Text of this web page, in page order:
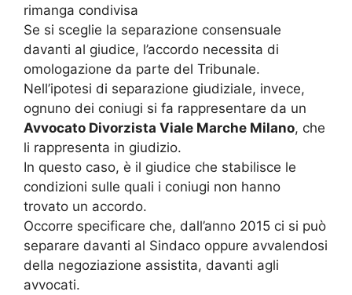
rimanga condivisa
Se si sceglie la separazione consensuale
davanti al giudice, l’accordo necessita di
omologazione da parte del Tribunale.
Nell’ipotesi di separazione giudiziale, invece,
ognuno dei coniugi si fa rappresentare da un
Avvocato Divorzista Viale Marche Milano, che
li rappresenta in giudizio.
In questo caso, è il giudice che stabilisce le
condizioni sulle quali i coniugi non hanno
trovato un accordo.
Occorre specificare che, dall’anno 2015 ci si può
separare davanti al Sindaco oppure avvalendosi
della negoziazione assistita, davanti agli
avvocati.